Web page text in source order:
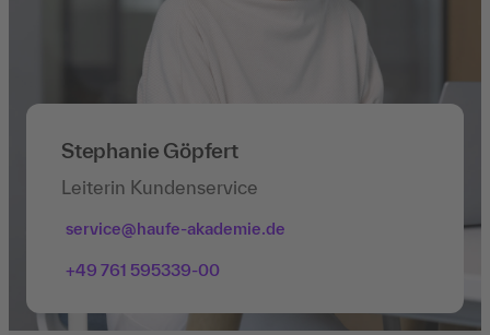
Stephanie Göpfert
Leiterin Kundenservice
service@haufe-akademie.de
+49 761 595339-00